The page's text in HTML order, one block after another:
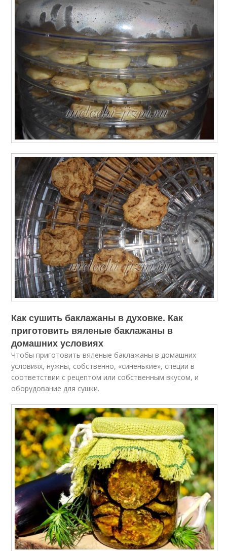
Как сушить баклажаны в духовке. Как
приготовить вяленые баклажаны в
домашних условиях
Чтобы приготовить вяленые баклажаны в домашних
условиях, нужны, собственно, «синенькие», специи в
соответствии с рецептом или собственным вкусом, и
оборудование для сушки.